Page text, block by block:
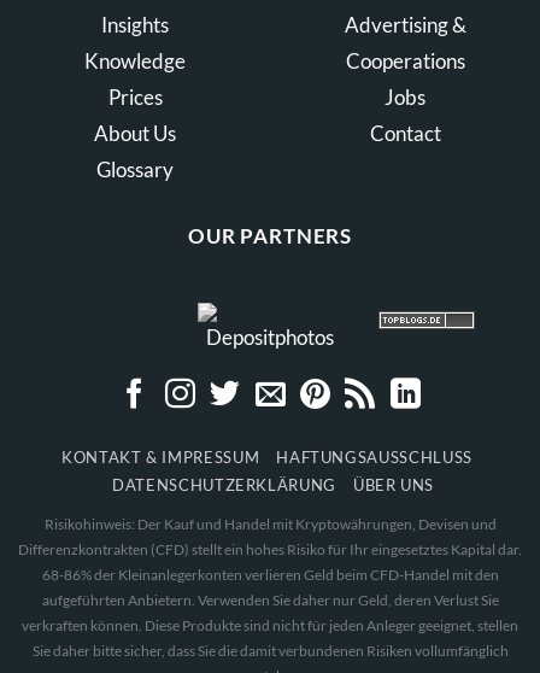
Insights
Knowledge
Prices
About Us
Glossary
Advertising &
Cooperations
Jobs
Contact
OUR PARTNERS
KONTAKT & IMPRESSUM
HAFTUNGSAUSSCHLUSS
DATENSCHUTZERKLÄRUNG
ÜBER UNS
Risikohinweis: Der Kauf und Handel mit Kryptowährungen, Devisen und
Differenzkontrakten (CFD) stellt ein hohes Risiko für Ihr eingesetztes Kapital dar.
68-86% der Kleinanlegerkonten verlieren Geld beim CFD-Handel mit den
aufgeführten Anbietern. Verwenden Sie daher nur Geld, deren Verlust Sie
verkraften können. Diese Produkte sind nicht für jeden Anleger geeignet, stellen
Sie daher bitte sicher, dass Sie die damit verbundenen Risiken vollumfänglich